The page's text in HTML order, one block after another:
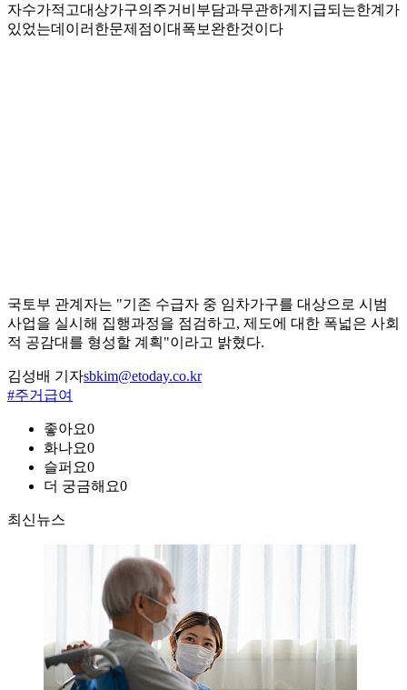
자수가적고대상가구의주거비부담과무관하게지급되는한계가
있었는데이러한문제점이대폭보완한것이다
국토부 관계자는 "기존 수급자 중 임차가구를 대상으로 시범
사업을 실시해 집행과정을 점검하고, 제도에 대한 폭넓은 사회
적 공감대를 형성할 계획"이라고 밝혔다.
김성배 기자sbkim@etoday.co.kr
#주거급여
좋아요0
화나요0
슬퍼요0
더 궁금해요0
최신뉴스